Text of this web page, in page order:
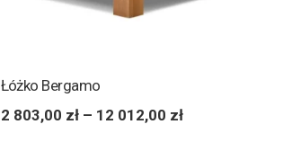
Łóżko Bergamo
2 803,00 zł– 12 012,00 zł